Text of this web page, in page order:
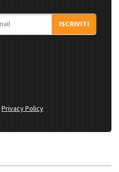
ISCRIVITI
Privacy Policy